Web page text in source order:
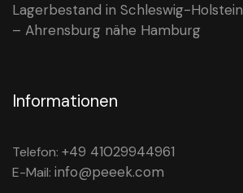
Lagerbestand in Schleswig-Holstein
– Ahrensburg nähe Hamburg
Informationen
Telefon: +49 41029944961
E-Mail: info@peeek.com